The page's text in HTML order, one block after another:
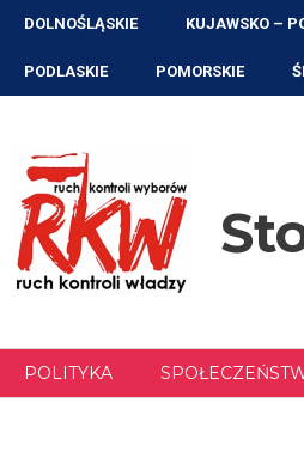
Przejdź
treści
DOLNOŚLĄSKIE KUJAWSKO –
PODLASKIE POMORSKIE
POLITYKA